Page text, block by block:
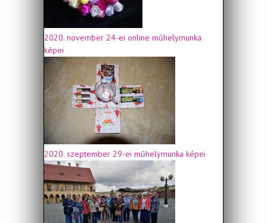
2020. november 24-ei online műhelymunka
képei
2020. szeptember 29-ei műhelymunka képei